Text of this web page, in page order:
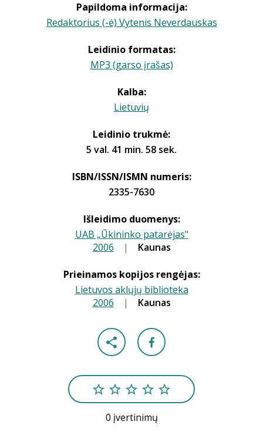
Papildoma informacija:
Redaktorius (-ė) Vytenis Neverdauskas
Leidinio formatas:
MP3 (garso įrašas)
Kalba:
Lietuvių
Leidinio trukmė:
5 val. 41 min. 58 sek.
ISBN/ISSN/ISMN numeris:
2335-7630
Išleidimo duomenys:
UAB „Ūkininko patarėjas"
2006 | Kaunas
Prieinamos kopijos rengėjas:
Lietuvos aklųjų biblioteka
2006 | Kaunas
0 įvertinimų